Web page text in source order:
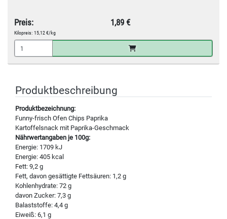
Preis: 1,89 €
Kilopreis: 15,12 €/kg
Produktbeschreibung
Produktbezeichnung:
Funny-frisch Ofen Chips Paprika
Kartoffelsnack mit Paprika-Geschmack
Nährwertangaben je 100g:
Energie: 1709 kJ
Energie: 405 kcal
Fett: 9,2 g
Fett, davon gesättigte Fettsäuren: 1,2 g
Kohlenhydrate: 72 g
davon Zucker: 7,3 g
Balaststoffe: 4,4 g
Eiweiß: 6,1 g